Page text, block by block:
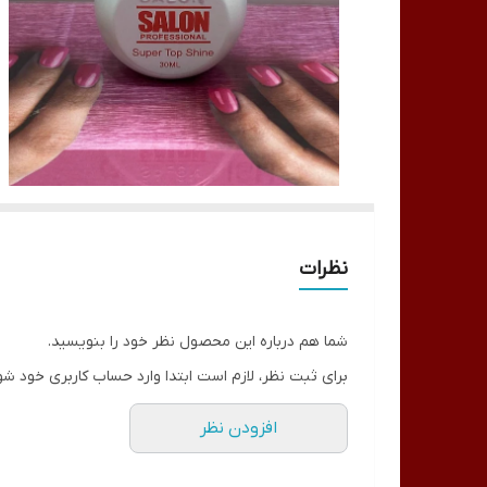
نظرات
شما هم درباره این محصول نظر خود را بنویسید.
برای ثبت نظر، لازم است ابتدا وارد حساب کاربری خود
افزودن نظر